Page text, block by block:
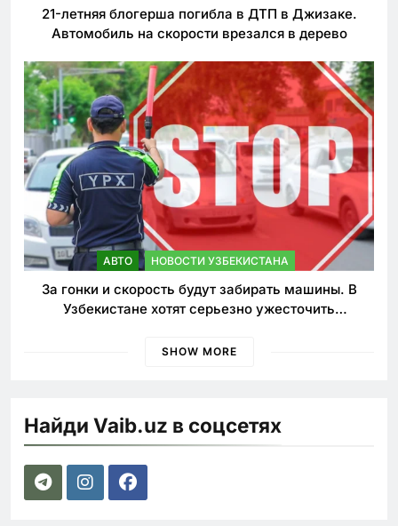
21-летняя блогерша погибла в ДТП в Джизаке.
Автомобиль на скорости врезался в дерево
АВТО НОВОСТИ УЗБЕКИСТАНА
За гонки и скорость будут забирать машины. В
Узбекистане хотят серьезно ужесточить
SHOW MORE
Найди Vaib.uz в соцсетях